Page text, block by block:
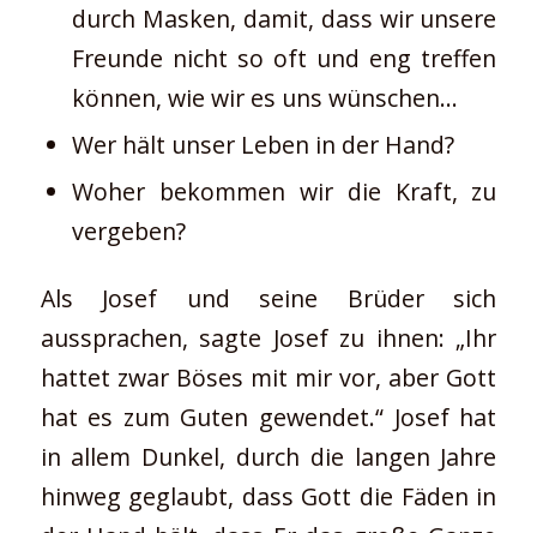
durch Masken, damit, dass wir unsere
Freunde nicht so oft und eng treffen
können, wie wir es uns wünschen…
Wer hält unser Leben in der Hand?
Woher bekommen wir die Kraft, zu
vergeben?
Als Josef und seine Brüder sich
aussprachen, sagte Josef zu ihnen: „Ihr
hattet zwar Böses mit mir vor, aber Gott
hat es zum Guten gewendet.“ Josef hat
in allem Dunkel, durch die langen Jahre
hinweg geglaubt, dass Gott die Fäden in